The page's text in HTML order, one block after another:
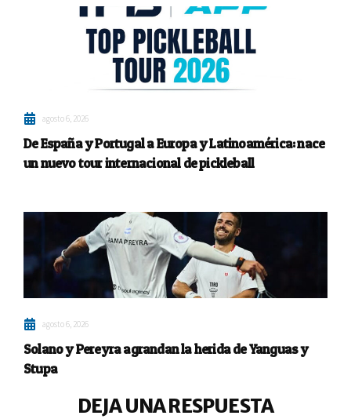
agosto 6, 2026
De España y Portugal a Europa y Latinoamérica: nace
un nuevo tour internacional de pickleball
agosto 6, 2026
Solano y Pereyra agrandan la herida de Yanguas y
Stupa
DEJA UNA RESPUESTA